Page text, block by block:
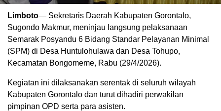
Limboto— Sekretaris Daerah Kabupaten Gorontalo,
Sugondo Makmur, meninjau langsung pelaksanaan
Semarak Posyandu 6 Bidang Standar Pelayanan Minimal
(SPM) di Desa Huntulohulawa dan Desa Tohupo,
Kecamatan Bongomeme, Rabu (29/4/2026).
Kegiatan ini dilaksanakan serentak di seluruh wilayah
Kabupaten Gorontalo dan turut dihadiri perwakilan
pimpinan OPD serta para asisten.